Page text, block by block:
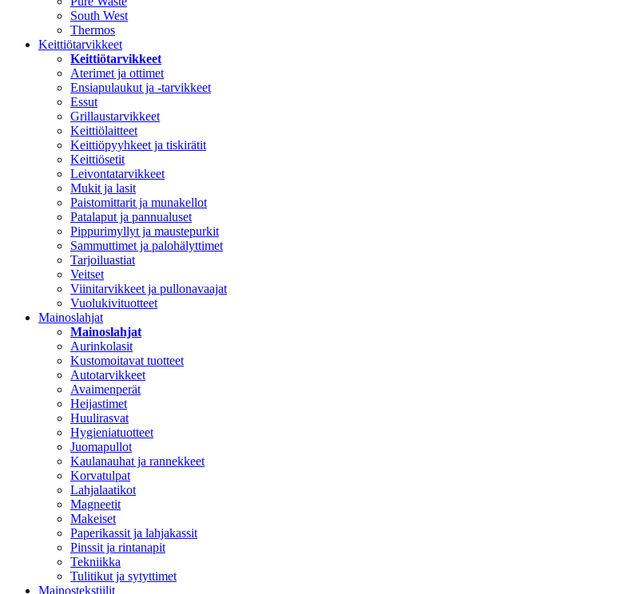
South West
Thermos
Keittiötarvikkeet
Keittiötarvikkeet
Aterimet ja ottimet
Ensiapulaukut ja -tarvikkeet
Essut
Grillaustarvikkeet
Keittiölaitteet
Keittiöpyyhkeet ja tiskirätit
Keittiösetit
Leivontatarvikkeet
Mukit ja lasit
Paistomittarit ja munakellot
Patalaput ja pannualuset
Pippurimyllyt ja maustepurkit
Sammuttimet ja palohälyttimet
Tarjoiluastiat
Veitset
Viinitarvikkeet ja pullonavaajat
Vuolukivituotteet
Mainoslahjat
Mainoslahjat
Aurinkolasit
Kustomoitavat tuotteet
Autotarvikkeet
Avaimenperät
Heijastimet
Huulirasvat
Hygieniatuotteet
Juomapullot
Kaulanauhat ja rannekkeet
Korvatulpat
Lahjalaatikot
Magneetit
Makeiset
Paperikassit ja lahjakassit
Pinssit ja rintanapit
Tekniikka
Tulitikut ja sytyttimet
Mainostekstiilit